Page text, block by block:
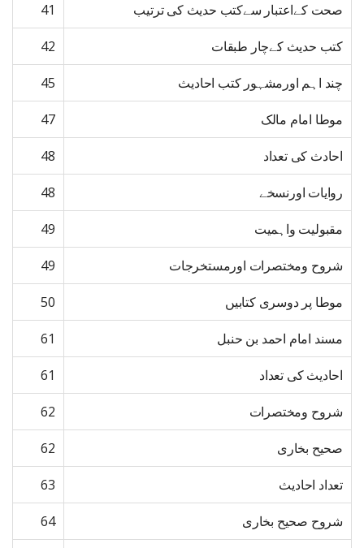
صحت کےاعتبار سےکتب حدیث کی ترتیب 41
کتب حدیث کےچار طبقات 42
چند اہم اورمشہور کتب احادیث 45
موطا امام مالک 47
احادث کی تعداد 48
روایات اورنسخے 48
مقبولیت واہمیت 49
شروح ومختصرات اورمستخرجات 49
موطا پر دوسری کتابیں 50
مسند امام احمد بن حنبل 61
احادیث کی تعداد 61
شروح ومختصرات 62
صحیح بخاری 62
تعداد احادیث 63
شروح صحیح بخاری 64